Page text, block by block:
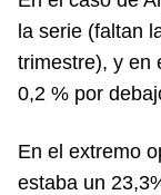
la serie (faltan
trimestre), y en
0,2 % por
En el extremo
estaba un